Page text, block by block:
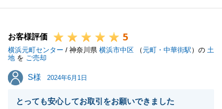
内でも共有し、より良いサービスをお客様にご提供が
今後ともよろしくお願いいたします。
お客様評価 5
横浜元町センター / 神奈川県 横浜市中区 （元町・中華街駅）の 土
地 を ご売却
S様
S様 2024年6月1日
とっても安心してお取引をお願いできました